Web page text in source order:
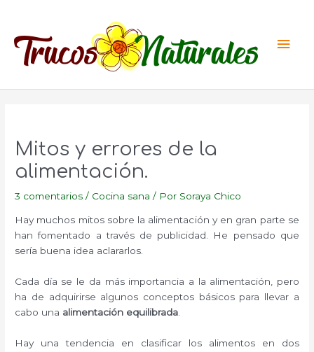
contenido
Mitos y errores de la
alimentación.
3 comentarios / Cocina sana / Por Soraya Chico
Hay muchos mitos sobre la alimentación y en gran parte se
han fomentado a través de publicidad. He pensado que
sería buena idea aclararlos.
Cada día se le da más importancia a la alimentación, pero
ha de adquirirse algunos conceptos básicos para llevar a
cabo una alimentación equilibrada.
Hay una tendencia en clasificar los alimentos en dos